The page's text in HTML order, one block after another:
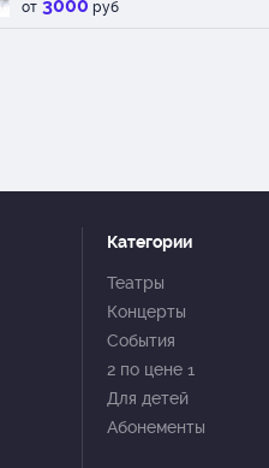
от 3000 руб
Категории
Театры
Концерты
События
2 по цене 1
Для детей
Абонементы